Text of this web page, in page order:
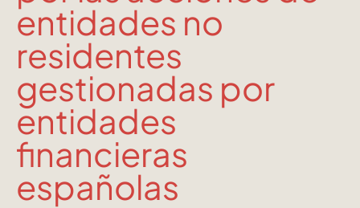
entidades no
residentes
gestionadas por
entidades
financieras
españolas